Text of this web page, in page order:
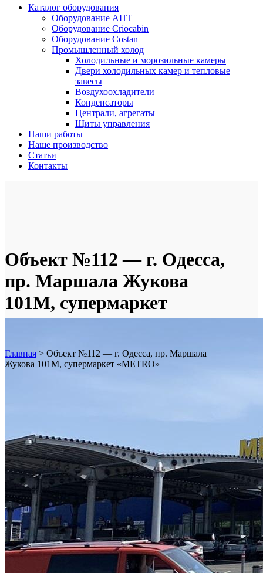
Каталог оборудования
Оборудование AHT
Оборудование Criocabin
Оборудование Costan
Промышленный холод
Холодильные и морозильные камеры
Двери холодильных камер и тепловые
завесы
Воздухоохладители
Конденсаторы
Централи, агрегаты
Щиты управления
Наши работы
Наше производство
Статьи
Контакты
Объект №112 — г. Одесса,
пр. Маршала Жукова
101М, супермаркет
«METRO»
Главная > Объект №112 — г. Одесса, пр. Маршала
Жукова 101М, супермаркет «METRO»